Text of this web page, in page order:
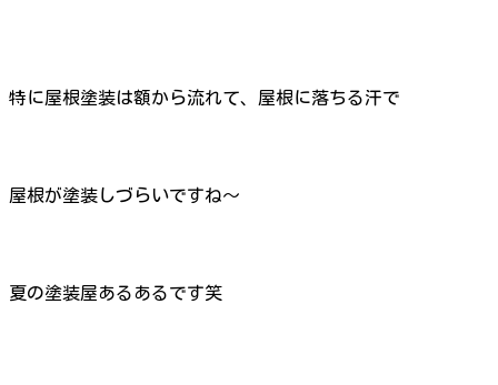
特に屋根塗装は額から流れて、屋根に落ちる汗で
屋根が塗装しづらいですね～
夏の塗装屋あるあるです笑